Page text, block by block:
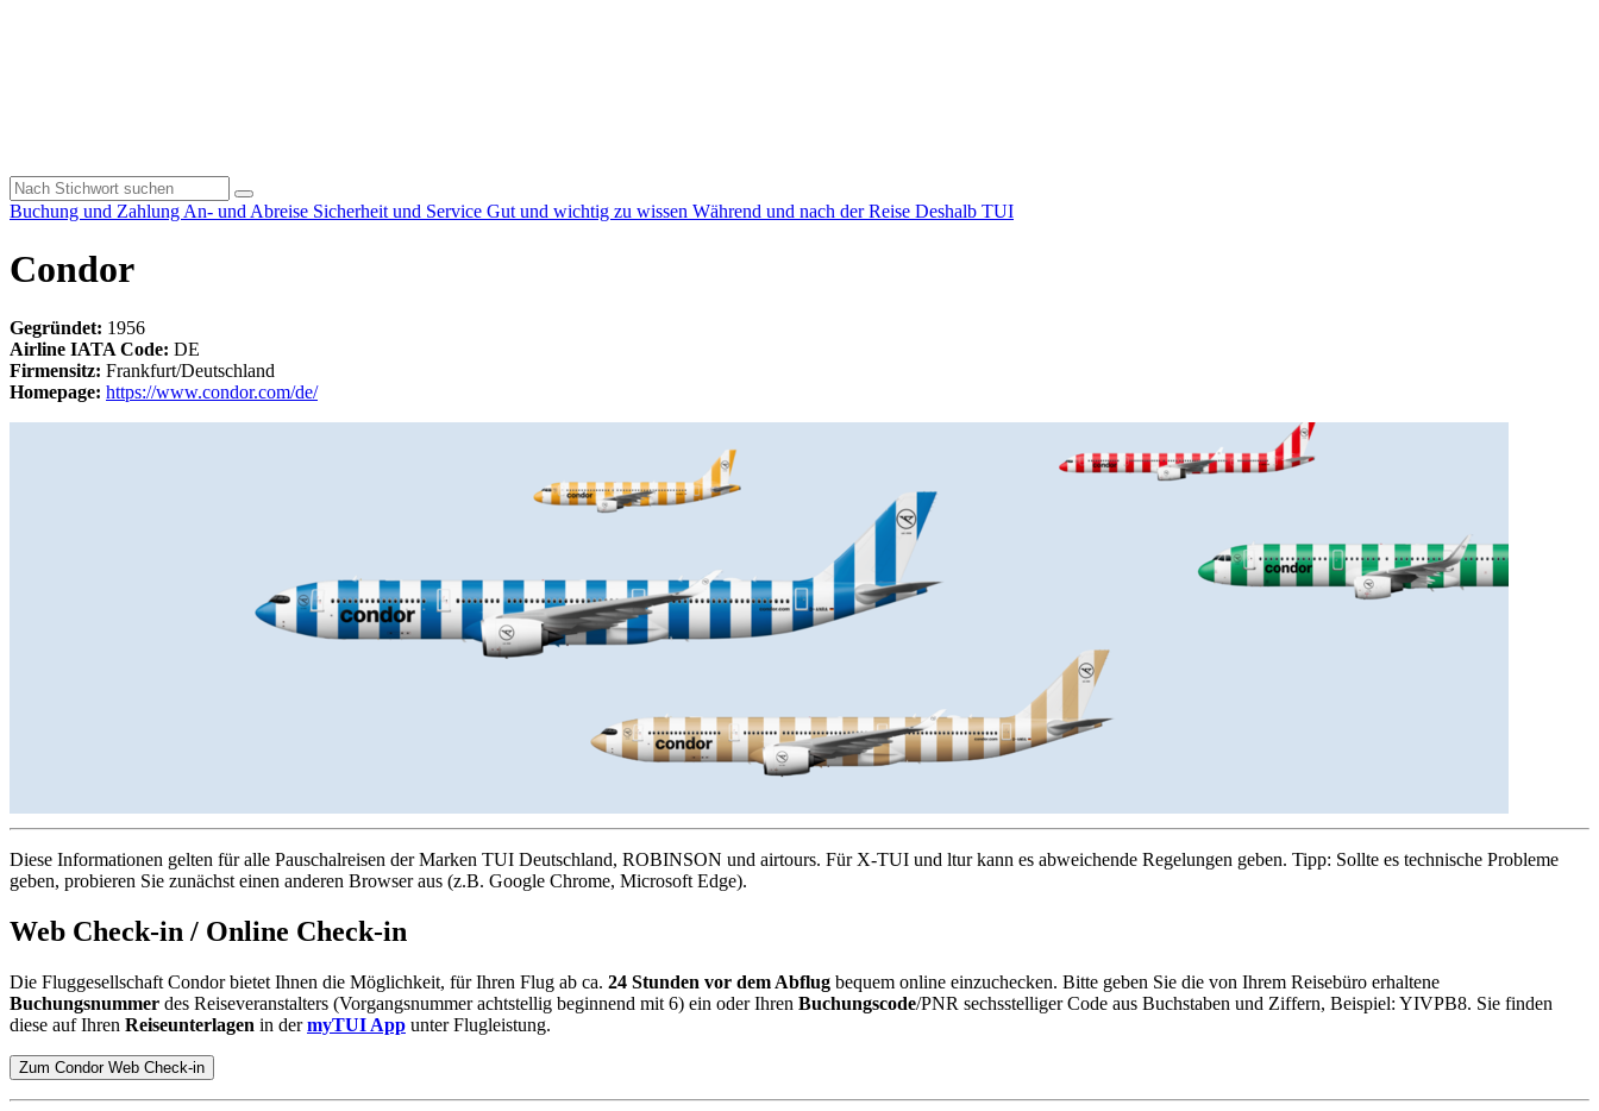
Buchung und Zahlung An- und Abreise Sicherheit und Service Gut und wichtig zu wissen Während und nach der Reise Deshalb TUI
Condor
Gegründet: 1956
Airline IATA Code: DE
Firmensitz: Frankfurt/Deutschland
Homepage: https://www.condor.com/de/
Diese Informationen gelten für alle Pauschalreisen der Marken TUI Deutschland, ROBINSON und airtours. Für X-TUI und ltur kann es abweichende Regelungen geben. Tipp: Sollte es technische Probleme
geben, probieren Sie zunächst einen anderen Browser aus (z.B. Google Chrome, Microsoft Edge).
Web Check-in / Online Check-in
Die Fluggesellschaft Condor bietet Ihnen die Möglichkeit, für Ihren Flug ab ca. 24 Stunden vor dem Abflug bequem online einzuchecken. Bitte geben Sie die von Ihrem Reisebüro erhaltene
Buchungsnummer des Reiseveranstalters (Vorgangsnummer achtstellig beginnend mit 6) ein oder Ihren Buchungscode/PNR sechsstelliger Code aus Buchstaben und Ziffern, Beispiel: YIVPB8. Sie finden
diese auf Ihren Reiseunterlagen in dermyTUI App unter Flugleistung.
Zum Condor Web Check-in